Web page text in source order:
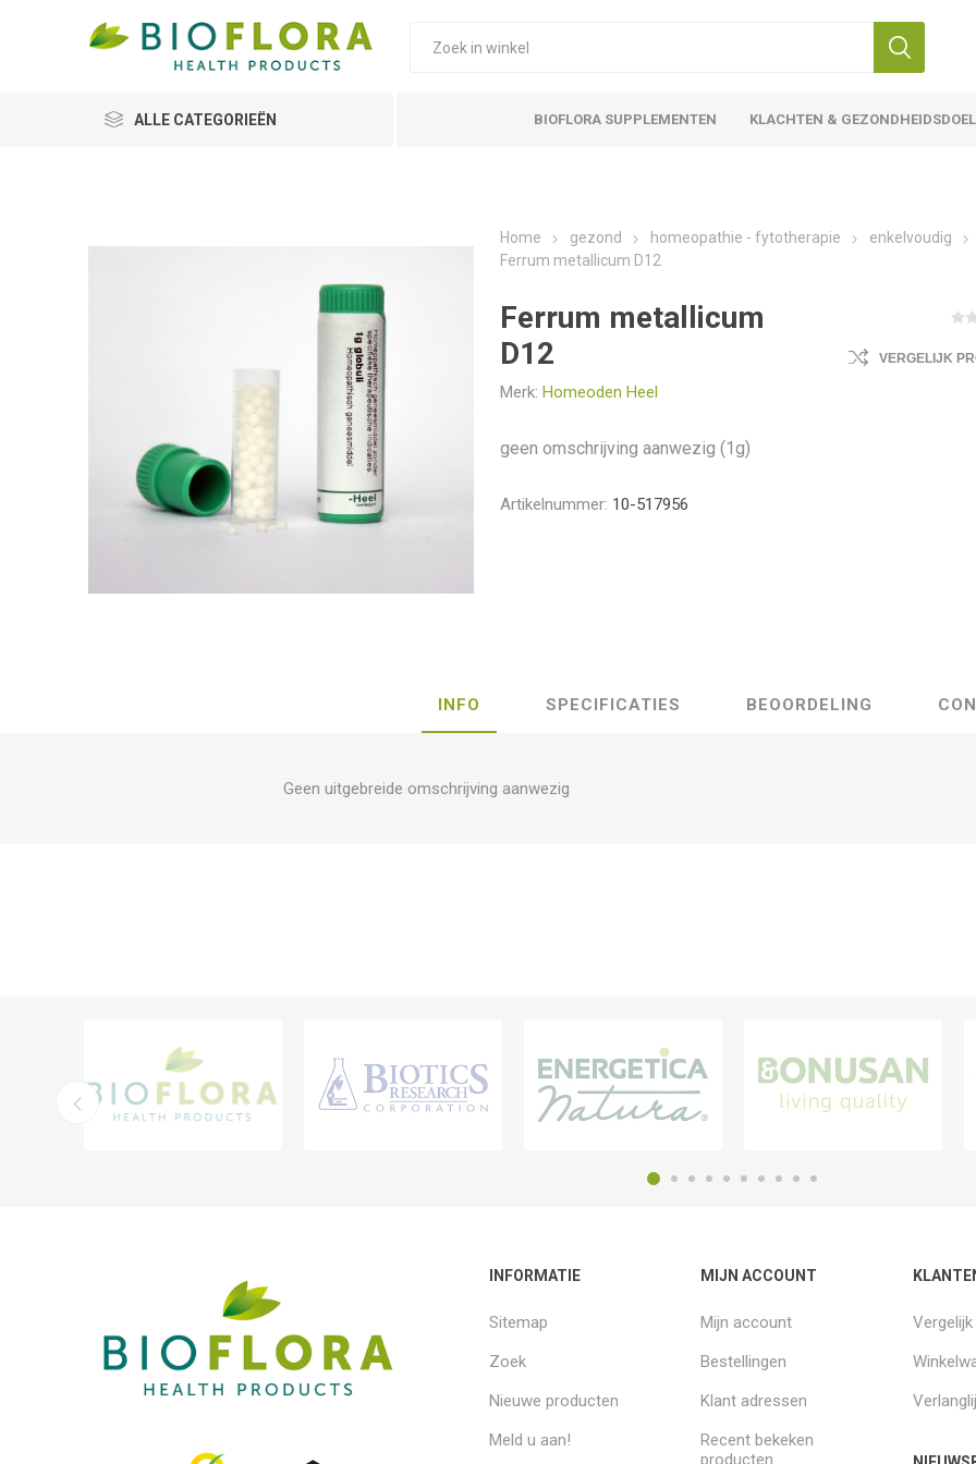
ALLE CATEGORIEËN BIOFLORA SUPPLEMENTEN KLACHTEN &
Home gezond homeopathie - fytotherapie
enkelvoudig
Ferrum metallicum D12
Ferrum metallicum
D12
Merk: Homeoden Heel
VERGELIJK
geen omschrijving aanwezig (1g)
Artikelnummer: 10-517956
INFO SPECIFICATIES BEOORDELING
Geen uitgebreide omschrijving aanwezig
INFORMATIE
Sitemap
Zoek
Nieuwe producten
Meld u aan!
MIJN ACCOUNT
Mijn account
Bestellingen
Klant adressen
Recent bekeken
producten